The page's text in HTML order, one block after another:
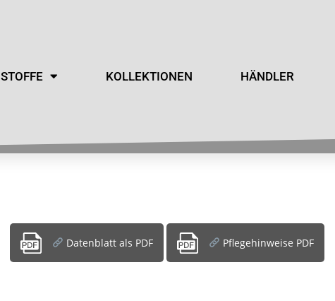
STOFFE KOLLEKTIONEN HÄNDLER
Datenblatt als PDF Pflegehinweise PDF